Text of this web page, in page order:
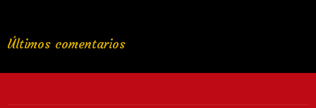
Últimos comentarios